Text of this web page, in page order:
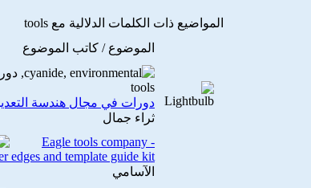
المواضيع ذات الكلمات الدلالية مع tools
الموضوع / كاتب الموضوع
دورات في مجال هندسة
ثراء جمال
Eagle tools company -
edges and template guide kit
الآسامي